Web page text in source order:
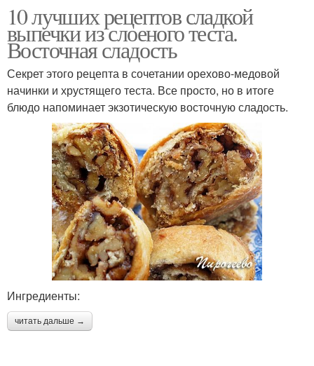
10 лучших рецептов сладкой
выпечки из слоеного теста.
Восточная сладость
Секрет этого рецепта в сочетании орехово-медовой
начинки и хрустящего теста. Все просто, но в итоге
блюдо напоминает экзотическую восточную сладость.
Ингредиенты:
читать дальше →